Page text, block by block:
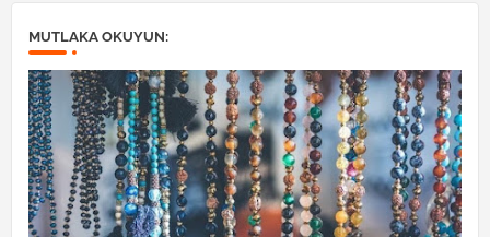
MUTLAKA OKUYUN: